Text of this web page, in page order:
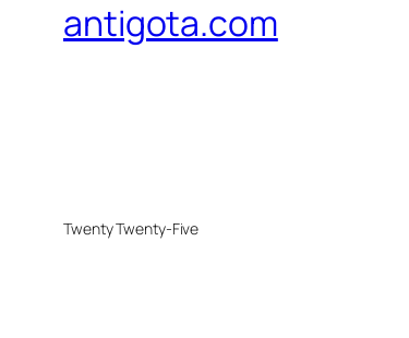
antigota.com
Twenty Twenty-Five